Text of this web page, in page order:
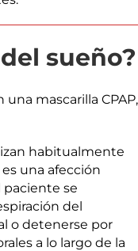
sueño?
habitualmente
una afección
paciente se
del
o detenerse por
a lo largo de la